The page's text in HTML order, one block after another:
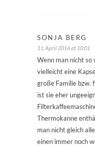
SONJA BERG
11. April 2014 at 10:01
Wenn man nicht
vielleicht eine
große Familie bzw.
ist sie eher
Thermokanne
man nicht gleich
einen immer noch